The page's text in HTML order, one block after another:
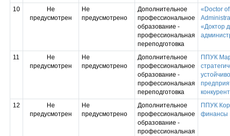
10
Не
предусмотрен
Не
предусмотрено
Дополнительное
профессиональное
образование -
профессиональная
переподготовка
«Doctor
«Доктор
11
Не
предусмотрен
Не
предусмотрено
Дополнительное
профессиональное
образование -
профессиональная
переподготовка
ППУК
12
Не
предусмотрен
Не
предусмотрено
Дополнительное
профессиональное
образование -
профессиональная
ППУК
финансы